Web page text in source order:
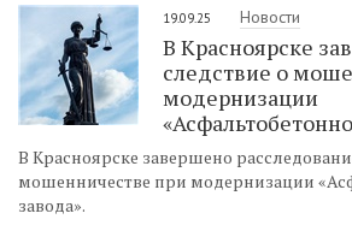
19.09.25 Новости
В Красноярске
следствие о
модернизации
В Красноярске завершено
мошенничестве при модернизации
завода».